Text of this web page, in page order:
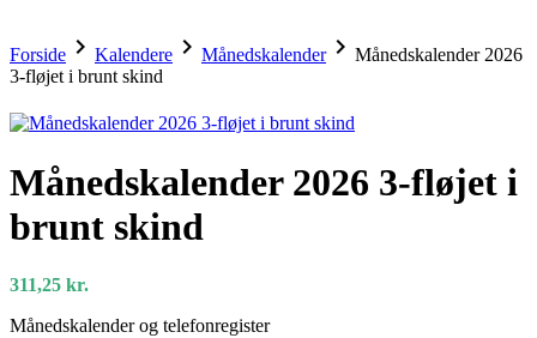
Forside chevron_right Kalendere chevron_right Månedskalenderchevron_right Månedskalender 2026
3-fløjet i brunt skind
Månedskalender 2026 3-fløjet i
brunt skind
311,25 kr.
Månedskalender og telefonregister